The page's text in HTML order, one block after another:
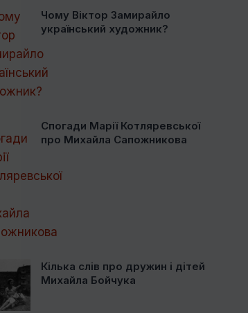
Чому Віктор Замирайло
український художник?
Спогади Марії Котляревської
про Михайла Сапожникова
Кілька слів про дружин і дітей
Михайла Бойчука